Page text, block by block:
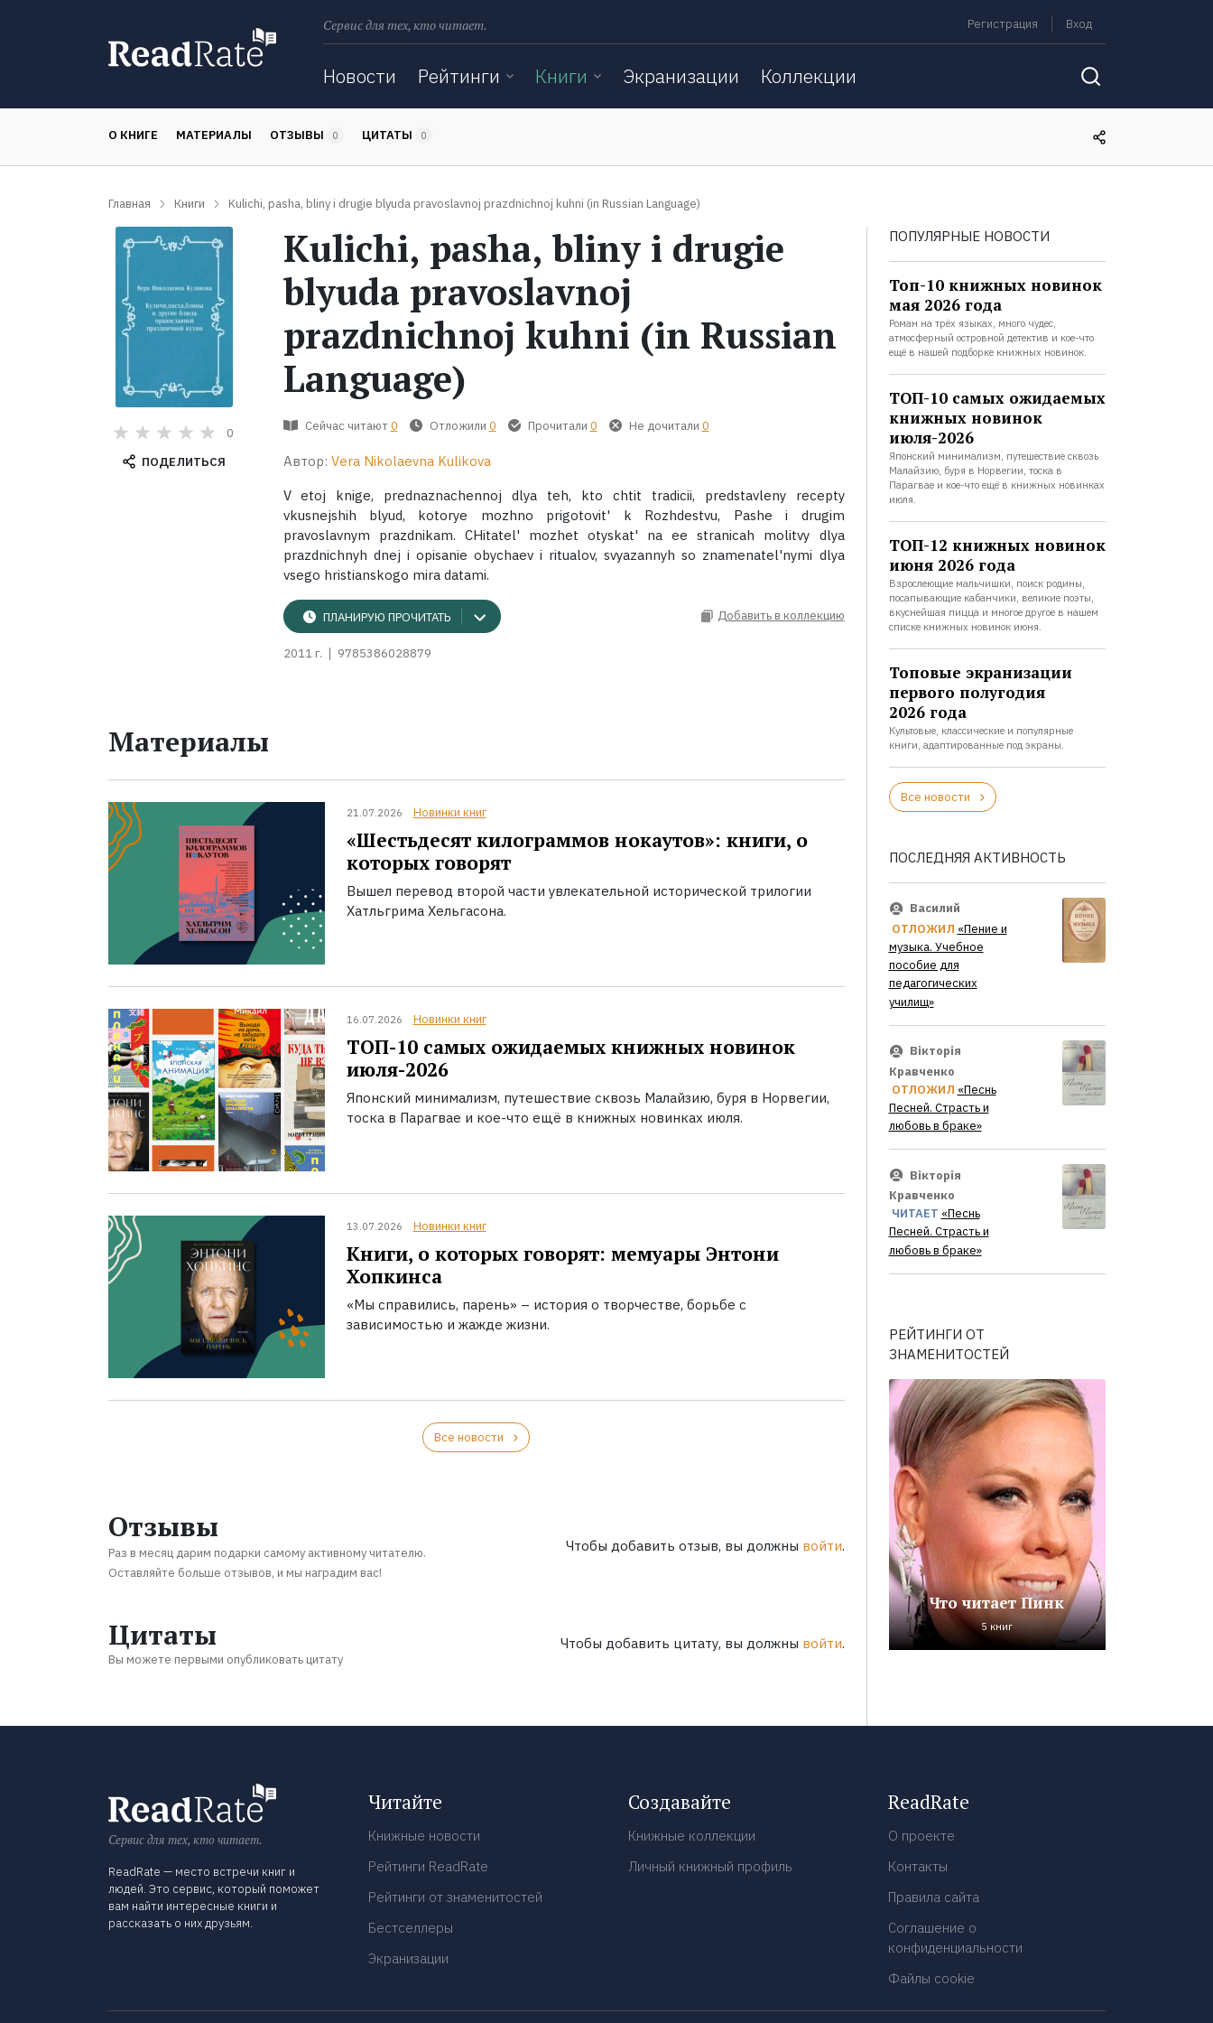
Сервис для тех, кто читает. Регистрация Вход
Новости Рейтинги Книги Экранизации Коллекции
О КНИГЕ МАТЕРИАЛЫ ОТЗЫВЫ 0 ЦИТАТЫ 0
Главная Книги Kulichi, pasha, bliny i drugie blyuda pravoslavnoj prazdnichnoj kuhni (in Russian Language)
0
ПОДЕЛИТЬСЯ
Kulichi, pasha, bliny i drugie
blyuda pravoslavnoj
prazdnichnoj kuhni (in Russian
Language)
Сейчас читают 0 Отложили 0 Прочитали 0 Не дочитали 0
Автор: Vera Nikolaevna Kulikova
V etoj knige, prednaznachennoj dlya teh, kto chtit tradicii, predstavleny recepty
vkusnejshih blyud, kotorye mozhno prigotovit' k Rozhdestvu, Pashe i drugim
pravoslavnym prazdnikam. CHitatel' mozhet otyskat' na ee stranicah molitvy dlya
prazdnichnyh dnej i opisanie obychaev i ritualov, svyazannyh so znamenatel'nymi dlya
vsego hristianskogo mira datami.
ПЛАНИРУЮ ПРОЧИТАТЬ Добавить в коллекцию
2011 г. 9785386028879
Материалы
21.07.2026 Новинки книг
«Шестьдесят килограммов нокаутов»: книги, о
которых говорят
Вышел перевод второй части увлекательной исторической трилогии
Хатльгрима Хельгасона.
16.07.2026 Новинки книг
ТОП-10 самых ожидаемых книжных новинок
июля-2026
Японский минимализм, путешествие сквозь Малайзию, буря в Норвегии,
тоска в Парагвае и кое-что ещё в книжных новинках июля.
13.07.2026 Новинки книг
Книги, о которых говорят: мемуары Энтони
Хопкинса
«Мы справились, парень» – история о творчестве, борьбе с
зависимостью и жажде жизни.
Все новости
Отзывы
Раз в месяц дарим подарки самому активному читателю.
Оставляйте больше отзывов, и мы наградим вас!
Чтобы добавить отзыв, вы должны войти.
Цитаты
Вы можете первыми опубликовать цитату
Чтобы добавить цитату, вы должны войти.
ПОПУЛЯРНЫЕ НОВОСТИ
Топ-10 книжных новинок
мая 2026 года
Роман на трёх языках, много чудес,
атмосферный островной детектив и кое-что
ещё в нашей подборке книжных новинок.
ТОП-10 самых ожидаемых
книжных новинок
июля-2026
Японский минимализм, путешествие сквозь
Малайзию, буря в Норвегии, тоска в
Парагвае и кое-что ещё в книжных новинках
июля.
ТОП-12 книжных новинок
июня 2026 года
Взрослеющие мальчишки, поиск родины,
посапывающие кабанчики, великие поэты,
вкуснейшая пицца и многое другое в нашем
списке книжных новинок июня.
Топовые экранизации
первого полугодия
2026 года
Культовые, классические и популярные
книги, адаптированные под экраны.
Все новости
ПОСЛЕДНЯЯ АКТИВНОСТЬ
Василий
ОТЛОЖИЛ «Пение и
музыка. Учебное
пособие для
педагогических
училищ»
Вікторія
Кравченко
ОТЛОЖИЛ «Песнь
Песней. Страсть и
любовь в браке»
Вікторія
Кравченко
ЧИТАЕТ «Песнь
Песней. Страсть и
любовь в браке»
РЕЙТИНГИ ОТ
ЗНАМЕНИТОСТЕЙ
Что читает Пинк
5 книг
Сервис для тех, кто читает.
ReadRate — место встречи книг и
людей. Это сервис, который поможет
вам найти интересные книги и
рассказать о них друзьям.
Читайте
Книжные новости
Рейтинги ReadRate
Рейтинги от знаменитостей
Бестселлеры
Экранизации
Создавайте
Книжные коллекции
Личный книжный профиль
ReadRate
О проекте
Контакты
Правила сайта
Соглашение о
конфиденциальности
Файлы cookie